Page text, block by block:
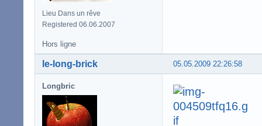
Lieu Dans un rêve
Registered 06.06.2007
Hors ligne
05.05.2009 22:26:58
le-long-brick
Longbric